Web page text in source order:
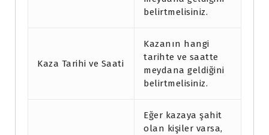
belirtmelisiniz.
Kaza Tarihi ve Saati
Kazanın hangi
tarihte ve saatte
meydana geldiğini
belirtmelisiniz.
Eğer kazaya şahit
olan kişiler varsa,